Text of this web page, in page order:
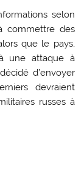
selon
commettre des
que le pays,
une attaque à
d’envoyer
devraient
russes à